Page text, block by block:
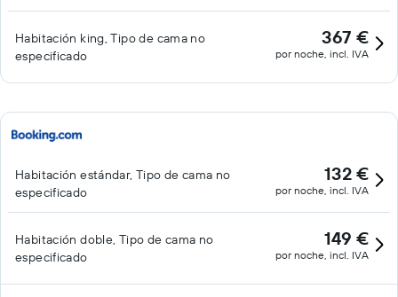
Habitación king, Tipo de cama no
especificado
367 €
por noche, incl. IVA
Habitación estándar, Tipo de cama no
especificado
132 €
por noche, incl. IVA
Habitación doble, Tipo de cama no
especificado
149 €
por noche, incl. IVA